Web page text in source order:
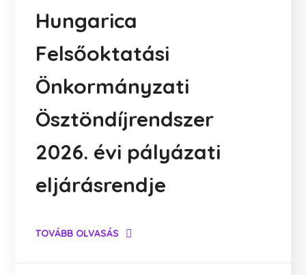
Hungarica
Felsőoktatási
Önkormányzati
Ösztöndíjrendszer
2026. évi pályázati
eljárásrendje
TOVÁBB OLVASÁS